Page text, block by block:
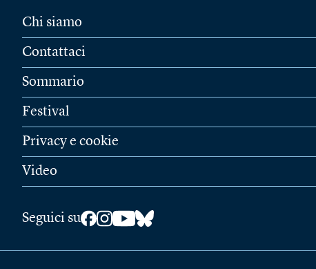
Chi siamo
Contattaci
Sommario
Festival
Privacy e cookie
Video
Seguici su